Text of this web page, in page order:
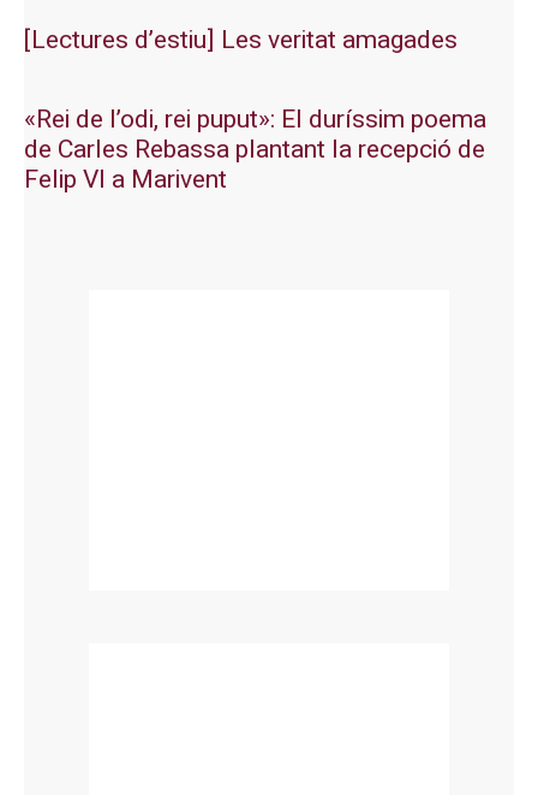
[Lectures d’estiu] Les veritat amagades
«Rei de l’odi, rei puput»: El duríssim poema
de Carles Rebassa plantant la recepció de
Felip VI a Marivent